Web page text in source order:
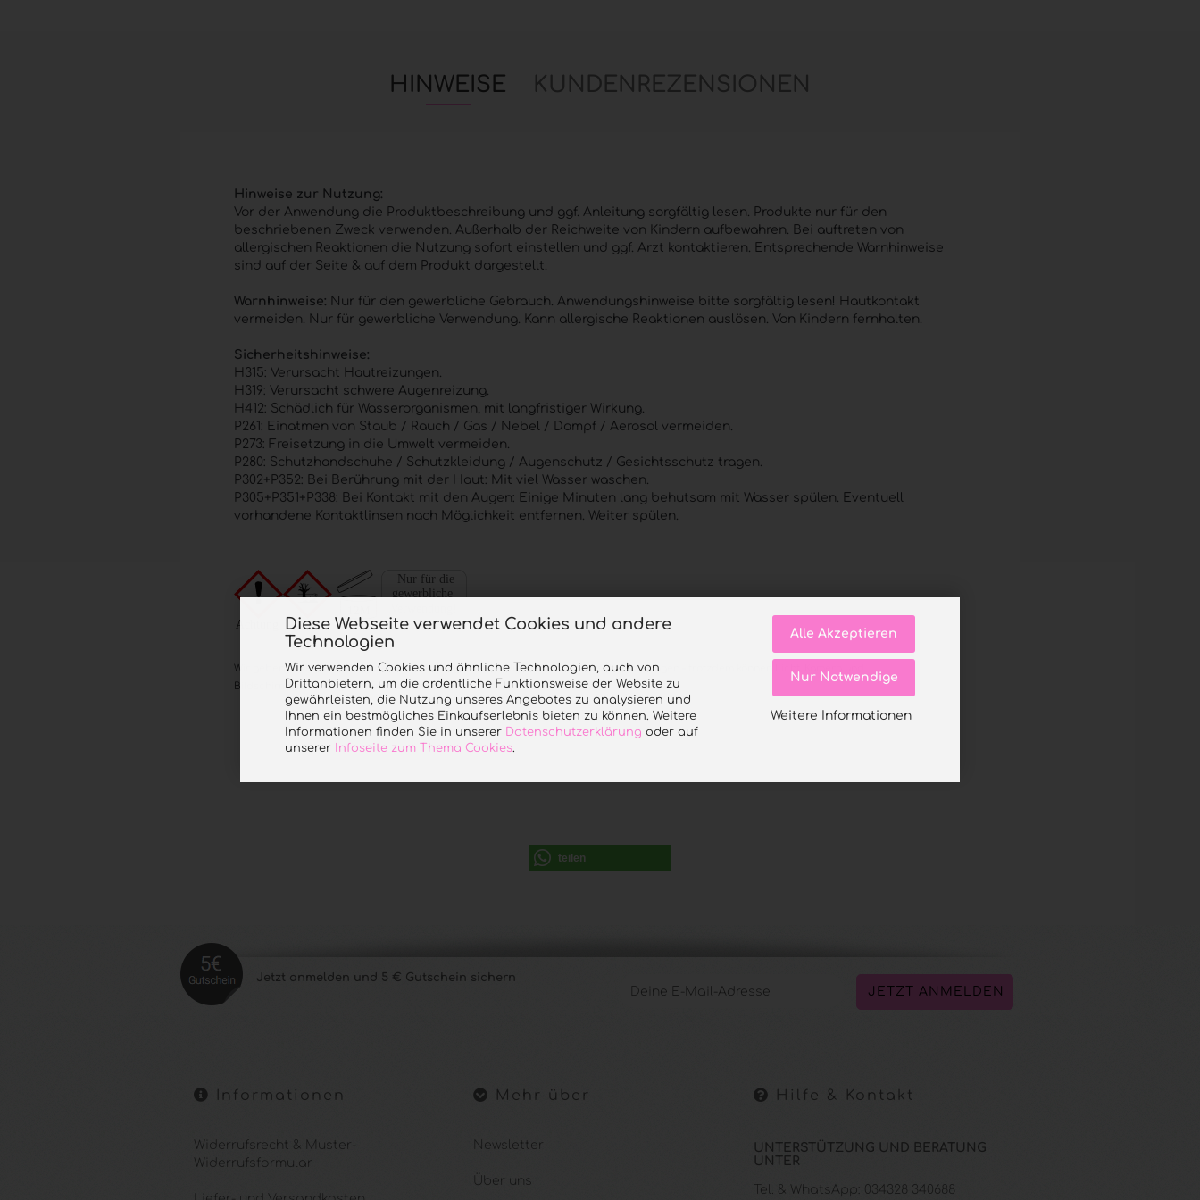
Diese Webseite verwendet Cookies und andere
Technologien
Wir verwenden Cookies und ähnliche Technologien, auch von
Drittanbietern, um die ordentliche Funktionsweise der Website zu
gewährleisten, die Nutzung unseres Angebotes zu analysieren und
Ihnen ein bestmögliches Einkaufserlebnis bieten zu können. Weitere
Informationen finden Sie in unserer Datenschutzerklärung oder auf
unserer
Infoseite zum Thema Cookies.
Alle Akzeptieren
Nur Notwendige
Weitere Informationen
HINWEISE KUNDENREZENSIONEN
Hinweise zur Nutzung:
Vor der Anwendung die Produktbeschreibung und ggf. Anleitung sorgfältig lesen. Produkte nur für den
beschriebenen Zweck verwenden. Außerhalb der Reichweite von Kindern aufbewahren. Bei auftreten von
allergischen Reaktionen die Nutzung sofort einstellen und ggf. Arzt kontaktieren. Entsprechende Warnhinweise
sind auf der Seite & auf dem Produkt dargestellt.
Warnhinweise: Nur für den gewerbliche Gebrauch. Anwendungshinweise bitte sorgfältig lesen! Hautkontakt
vermeiden. Nur für gewerbliche Verwendung. Kann allergische Reaktionen auslösen. Von Kindern fernhalten.
Sicherheitshinweise:
H315: Verursacht Hautreizungen.
H319: Verursacht schwere Augenreizung.
H412: Schädlich für Wasserorganismen, mit langfristiger Wirkung.
P261: Einatmen von Staub / Rauch / Gas / Nebel / Dampf / Aerosol vermeiden.
P273: Freisetzung in die Umwelt vermeiden.
P280: Schutzhandschuhe / Schutzkleidung / Augenschutz / Gesichtsschutz tragen.
P302+P352: Bei Berührung mit der Haut: Mit viel Wasser waschen.
P305+P351+P338: Bei Kontakt mit den Augen: Einige Minuten lang behutsam mit Wasser spülen. Eventuell
vorhandene Kontaktlinsen nach Möglichkeit entfernen. Weiter spülen.
Wir geben unser Bestes bei der Produktfotografie, um die Farben realistisch einzufangen – trotzdem können Licht, Kamera und
Bildschirmdarstellung den Farbton leicht verändern.
teilen
Jetzt anmelden und 5 € Gutschein sichern
Informationen
Widerrufsrecht & Muster-
Widerrufsformular
Mehr über
Newsletter
Über uns
Hilfe & Kontakt
UNTERSTÜTZUNG UND BERATUNG
UNTER
Tel. & WhatsApp: 034328 340688